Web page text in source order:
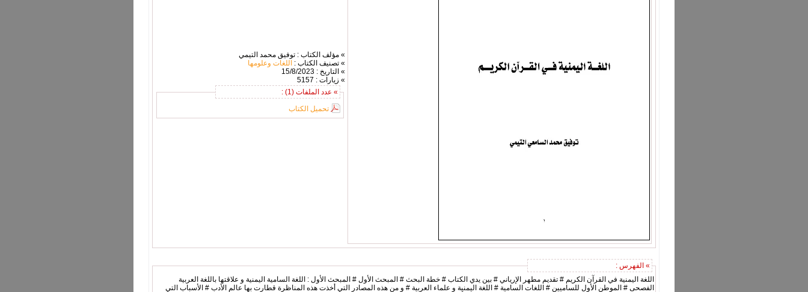
» مؤلف الكتاب : توفيق محمد التيمي
» تصنيف الكتاب : اللغات وعلومها
» التاريخ : 15/8/2023
» زيارات : 5157
» عدد الملفات (1) :
تحميل الكتاب
» الفهرس :
اللغة اليمنية في القرآن الكريم # تقديم مطهر الإرياني # بين يدي الكتاب # خطة البحث # المبحث الأول # المبحث الأول : اللغة السامية اليمنية و علاقتها باللغة العربية
الفصحى # الموطن الأول للساميين # اللغات السامية # اللغة اليمنية و علماء العربية # و من هذه المصادر التي أخذت هذه المناظرة قطارت بها عالم الأدب # الأسباب التي